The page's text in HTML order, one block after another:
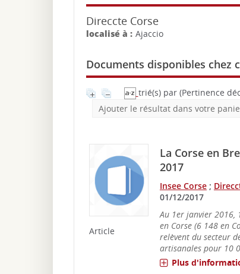
Direccte Corse
localisé à : Ajaccio
Documents disponibles chez
trié(s) par (Pertinence
Ajouter le résultat dans votre
Article
La Corse en
2017
Insee Corse;
01/12/2017
Au 1er janvier 2016,
en Corse (6 148 en
relèvent du secteur
artisanales pour 10
Plus